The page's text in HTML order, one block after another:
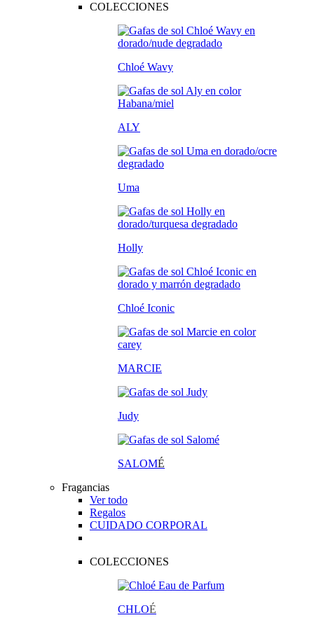
COLECCIONES
Chloé Wavy
ALY
Uma
Holly
Chloé Iconic
MARCIE
Judy
SALOMÉ
Fragancias
Ver todo
Regalos
CUIDADO CORPORAL
COLECCIONES
CHLOÉ